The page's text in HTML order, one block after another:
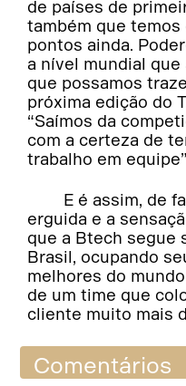
de países de
também que
pontos ainda.
a nível mundial
que possamos
próxima edição do
“Saímos da
com a certeza de
trabalho em
E é assim, de
erguida e a
que a Btech segue
Brasil, ocupando
melhores do
de um time que
cliente muito mais
Comentários